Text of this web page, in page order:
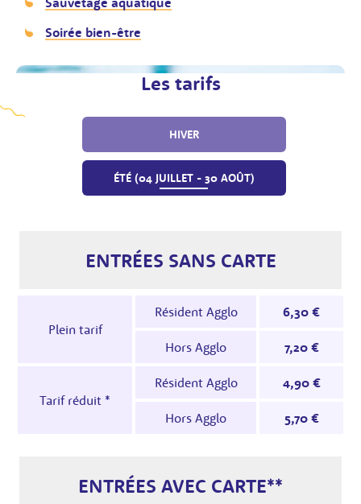
Soirée bien-être
Les tarifs
HIVER
ÉTÉ (04 JUILLET - 30 AOÛT)
ENTRÉES SANS CARTE
Tarifs - Centres aquatiques Palmilud et
Plein tarif
Résident Agglo 6,30 €
Hors Agglo 7,20 €
Tarif réduit *
Résident Agglo 4,90 €
Hors Agglo 5,70 €
ENTRÉES AVEC CARTE**